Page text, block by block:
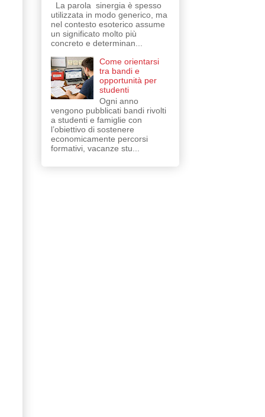
La parola sinergia è spesso
utilizzata in modo generico, ma
nel contesto esoterico assume
un significato molto più
concreto e determinan...
Come orientarsi
tra bandi e
opportunità per
studenti
Ogni anno
vengono pubblicati bandi rivolti
a studenti e famiglie con
l’obiettivo di sostenere
economicamente percorsi
formativi, vacanze stu...